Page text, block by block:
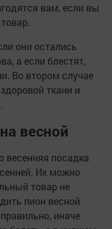
вам, если вы
они остались
а если блестят,
Во втором случае
ткани и
весной
весенняя посадка
Их можно
товар не
пион весной
иначе